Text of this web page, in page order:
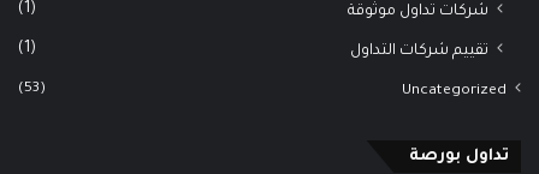
شركات تداول موثوقة (1)
تقييم شركات التداول (1)
Uncategorized
(53)
تداول بورصة